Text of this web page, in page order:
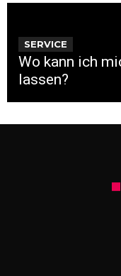
SERVICE
Wo kann ich
lassen?